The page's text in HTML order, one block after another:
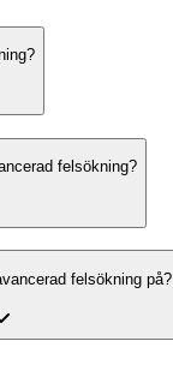
felsökning?
felsökning på?